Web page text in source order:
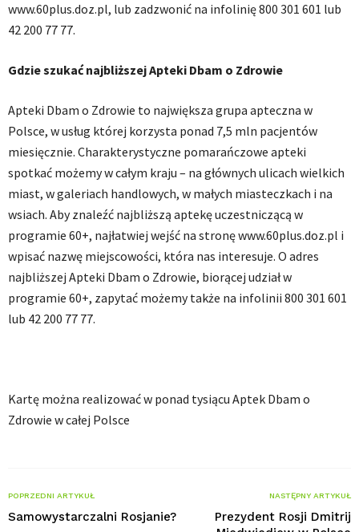
www.60plus.doz.pl, lub zadzwonić na infolinię 800 301 601 lub
42 200 77 77.
Gdzie szukać najbliższej Apteki Dbam o Zdrowie
Apteki Dbam o Zdrowie to największa grupa apteczna w
Polsce, w usług której korzysta ponad 7,5 mln pacjentów
miesięcznie. Charakterystyczne pomarańczowe apteki
spotkać możemy w całym kraju – na głównych ulicach wielkich
miast, w galeriach handlowych, w małych miasteczkach i na
wsiach. Aby znaleźć najbliższą aptekę uczestniczącą w
programie 60+, najłatwiej wejść na stronę www.60plus.doz.pl i
wpisać nazwę miejscowości, która nas interesuje. O adres
najbliższej Apteki Dbam o Zdrowie, biorącej udział w
programie 60+, zapytać możemy także na infolinii 800 301 601
lub 42 200 77 77.
Kartę można realizować w ponad tysiącu Aptek Dbam o
Zdrowie w całej Polsce
POPRZEDNI ARTYKUŁ
Samowystarczalni Rosjanie?
NASTĘPNY ARTYKUŁ
Prezydent Rosji Dmitrij